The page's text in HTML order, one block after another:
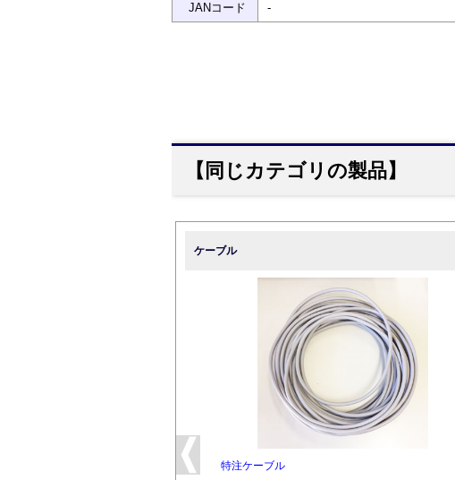
JANコード -
【同じカテゴリの製品】
ケーブル
特注ケーブル